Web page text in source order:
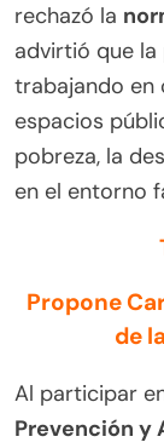
rechazó la
advirtió que la
trabajando en
espacios
pobreza, la
en el entorno
Propone
de
Al participar
Prevención y